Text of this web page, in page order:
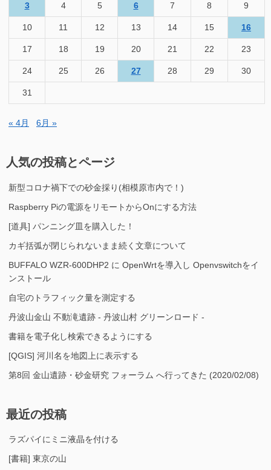
3 4 5 6 7 8 9
10 11 12 13 14 15 16
17 18 19 20 21 22 23
24 25 26 27 28 29 30
31
« 4月 6月 »
人気の投稿とページ
新型コロナ禍下での砂金採り(相模原市内で！)
Raspberry Piの電源をリモートからOnにする方法
[道具] パンニング皿を購入した！
カギ括弧が閉じられないまま続く文章について
BUFFALO WZR-600DHP2 に OpenWrtを導入し Openvswitchをイ
ンストール
自宅のトラフィック量を測定する
丹波山金山 不動滝遺跡 - 丹波山村 グリーンロード -
書籍を電子化し検索できるようにする
[QGIS] 河川名を地図上に表示する
第8回 金山遺跡・砂金研究 フォーラム へ行ってきた (2020/02/08)
最近の投稿
ラズパイにミニ液晶を付ける
[書籍] 東京の山